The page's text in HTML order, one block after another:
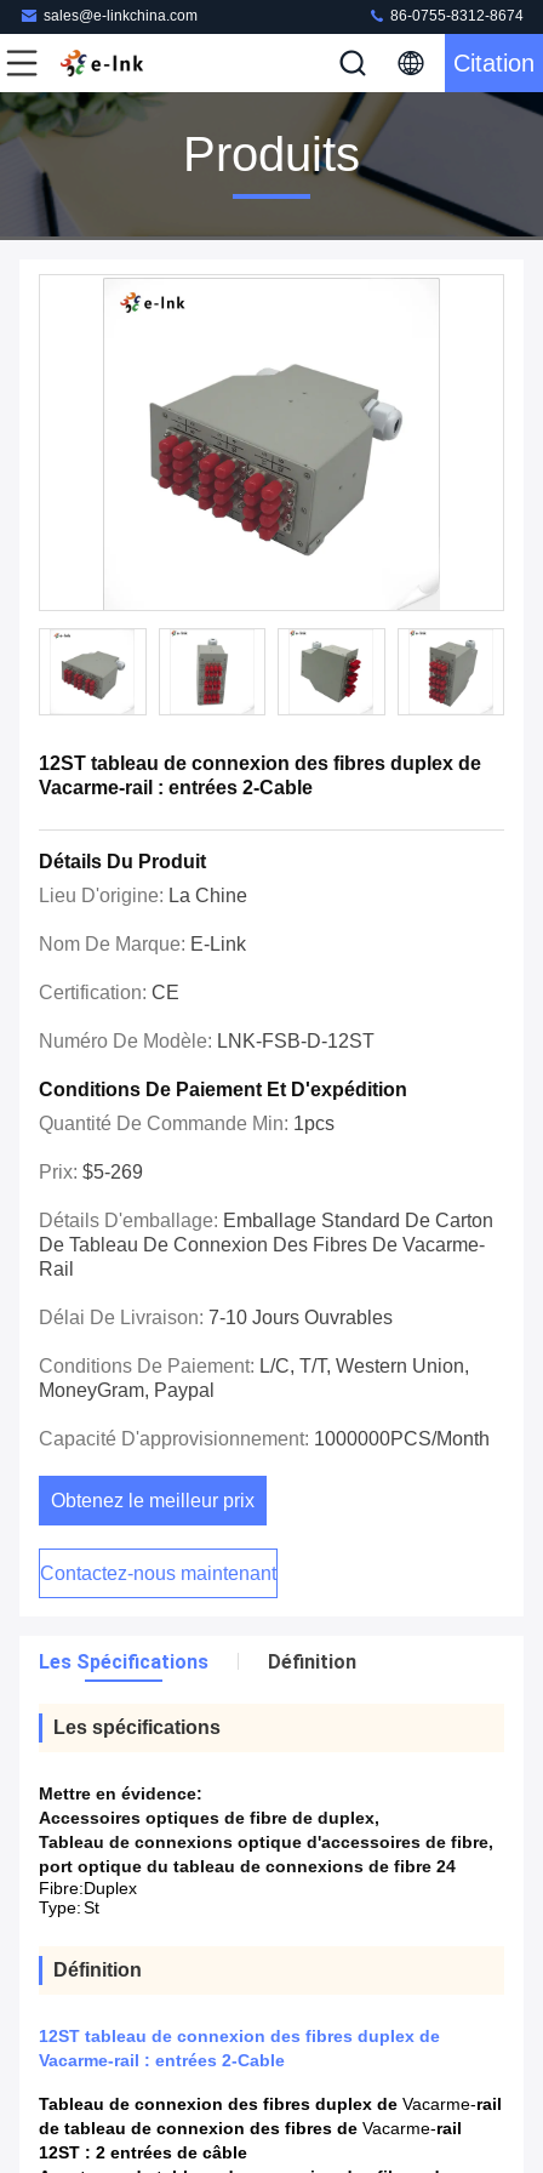
sales@e-linkchina.com 86-0755-8312-8674
Citation
Produits
12ST tableau de connexion des fibres duplex de
Vacarme-rail : entrées 2-Cable
Détails Du Produit
Lieu D'origine: La Chine
Nom De Marque: E-Link
Certification: CE
Numéro De Modèle: LNK-FSB-D-12ST
Conditions De Paiement Et D'expédition
Quantité De Commande Min: 1pcs
Prix: $5-269
Détails D'emballage: Emballage Standard De Carton
De Tableau De Connexion Des Fibres De Vacarme-
Rail
Délai De Livraison: 7-10 Jours Ouvrables
Conditions De Paiement: L/C, T/T, Western Union,
MoneyGram, Paypal
Capacité D'approvisionnement: 1000000PCS/Month
Obtenez le meilleur prix
Contactez-nous maintenant
Les Spécifications Définition
Les spécifications
Mettre en évidence:
Accessoires optiques de fibre de duplex,
Tableau de connexions optique d'accessoires de fibre,
port optique du tableau de connexions de fibre 24
Fibre:Duplex
Type:St
Définition
12ST tableau de connexion des fibres duplex de
Vacarme-rail : entrées 2-Cable
Tableau de connexion des fibres duplex de Vacarme-rail
de tableau de connexion des fibres de Vacarme-rail
12ST : 2 entrées de câble